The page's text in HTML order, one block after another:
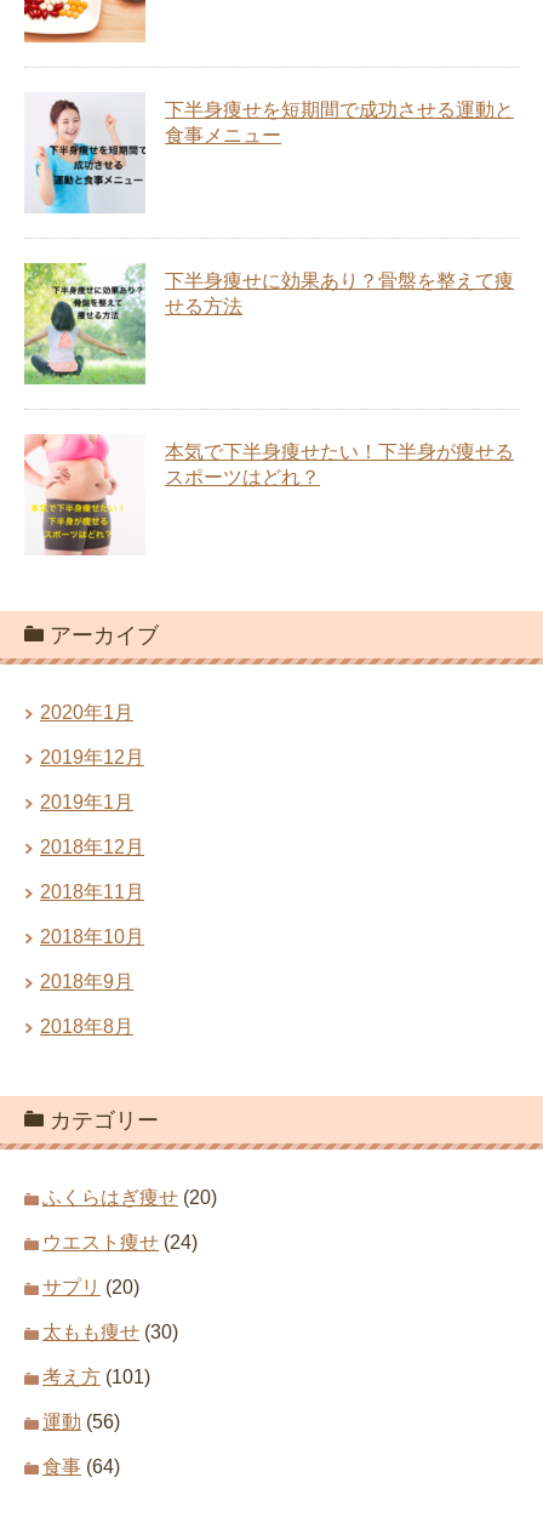
下半身痩せを短期間で成功させる運動と
食事メニュー
下半身痩せに効果あり？骨盤を整えて痩
せる方法
本気で下半身痩せたい！下半身が痩せる
スポーツはどれ？
アーカイブ
2020年1月
2019年12月
2019年1月
2018年12月
2018年11月
2018年10月
2018年9月
2018年8月
カテゴリー
ふくらはぎ痩せ (20)
ウエスト痩せ (24)
サプリ (20)
太もも痩せ (30)
考え方 (101)
運動 (56)
食事 (64)